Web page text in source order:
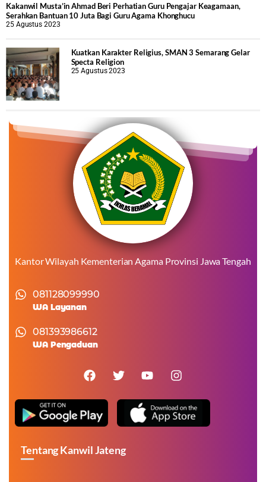
Kakanwil Musta’in Ahmad Beri Perhatian Guru Pengajar Keagamaan,
Serahkan Bantuan 10 Juta Bagi Guru Agama Khonghucu
25 Agustus 2023
Kuatkan Karakter Religius, SMAN 3 Semarang Gelar
Specta Religion
25 Agustus 2023
Kantor Wilayah Kementerian Agama Provinsi Jawa Tengah
081128099990
WA Layanan
081393986612
WA Pengaduan
Tentang Kanwil Jateng